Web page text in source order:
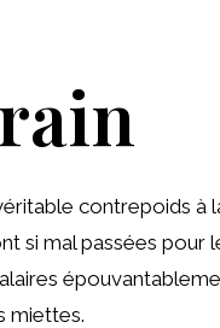
contrepoids à
si mal passées pour
miettes.